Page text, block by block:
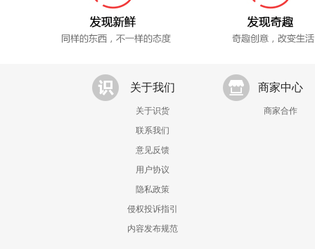
关于我们
关于识货
联系我们
意见反馈
用户协议
隐私政策
侵权投诉指引
内容发布规范
商家中心
商家合作